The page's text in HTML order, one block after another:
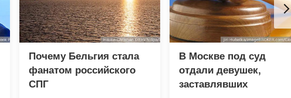
Почему Бельгия стала
фанатом российского
СПГ
В Москве под суд
отдали девушек,
заставлявших